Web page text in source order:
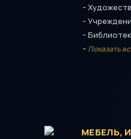
-
-
-
- Показать
МЕБЕЛЬ,